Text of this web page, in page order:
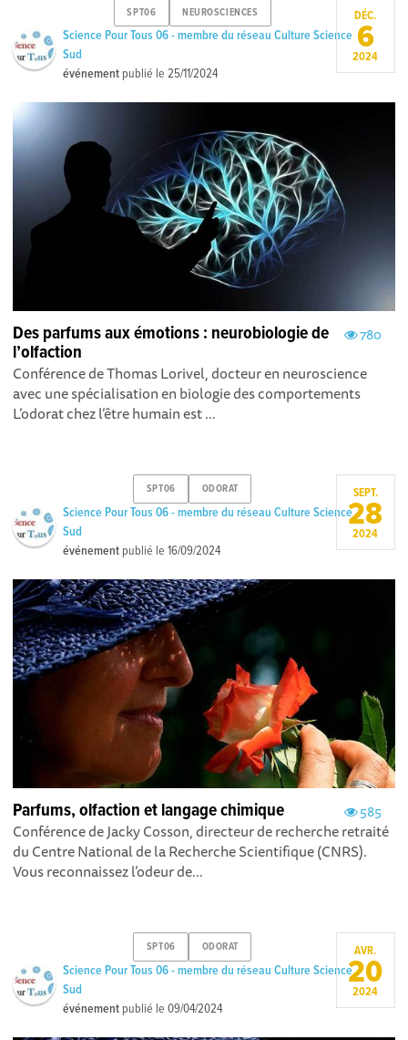
SPT06 NEUROSCIENCES
Science Pour Tous 06 - membre du réseau Culture Science
Sud
événement publié le25/11/2024
DÉC.
6
2024
780
Des parfums aux émotions : neurobiologie de
l’olfaction
Conférence de Thomas Lorivel, docteur en neuroscience
avec une spécialisation en biologie des comportements
L’odorat chez l’être humain est ...
SPT06 ODORAT
Science Pour Tous 06 - membre du réseau Culture Science
Sud
événement publié le16/09/2024
SEPT.
28
2024
585
Parfums, olfaction et langage chimique
Conférence de Jacky Cosson, directeur de recherche retraité
du Centre National de la Recherche Scientifique (CNRS).
Vous reconnaissez l’odeur de...
SPT06 ODORAT
Science Pour Tous 06 - membre du réseau Culture Science
Sud
événement publié le09/04/2024
AVR.
20
2024